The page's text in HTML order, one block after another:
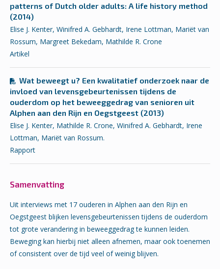
patterns of Dutch older adults: A life history method
(2014)
Elise J. Kenter, Winifred A. Gebhardt, Irene Lottman, Mariët van
Rossum, Margreet Bekedam, Mathilde R. Crone
Artikel
Wat beweegt u? Een kwalitatief onderzoek naar de
invloed van levensgebeurtenissen tijdens de
ouderdom op het beweeggedrag van senioren uit
Alphen aan den Rijn en Oegstgeest (2013)
Elise J. Kenter, Mathilde R. Crone, Winifred A. Gebhardt, Irene
Lottman, Mariët van Rossum.
Rapport
Samenvatting
Uit interviews met 17 ouderen in Alphen aan den Rijn en
Oegstgeest blijken levensgebeurtenissen tijdens de ouderdom
tot grote verandering in beweeggedrag te kunnen leiden.
Beweging kan hierbij niet alleen afnemen, maar ook toenemen
of consistent over de tijd veel of weinig blijven.